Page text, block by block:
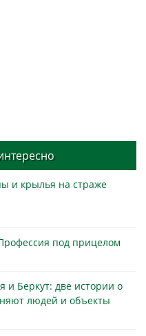
и крылья на страже
под прицелом
и Беркут: две истории о
людей и объекты